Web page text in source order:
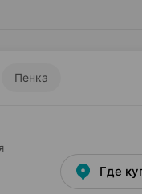
Пенка
Где